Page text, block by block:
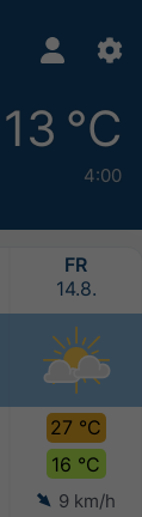
13 °C
4:00
FR
14.8.
27 °C
16 °C
9 km/h